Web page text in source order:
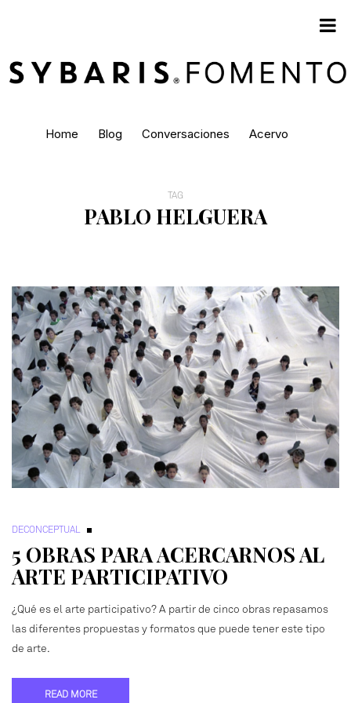
Home Blog Conversaciones Acervo
TAG
PABLO HELGUERA
DECONCEPTUAL
5 OBRAS PARA ACERCARNOS AL
ARTE PARTICIPATIVO
¿Qué es el arte participativo? A partir de cinco obras repasamos
las diferentes propuestas y formatos que puede tener este tipo
de arte.
READ MORE